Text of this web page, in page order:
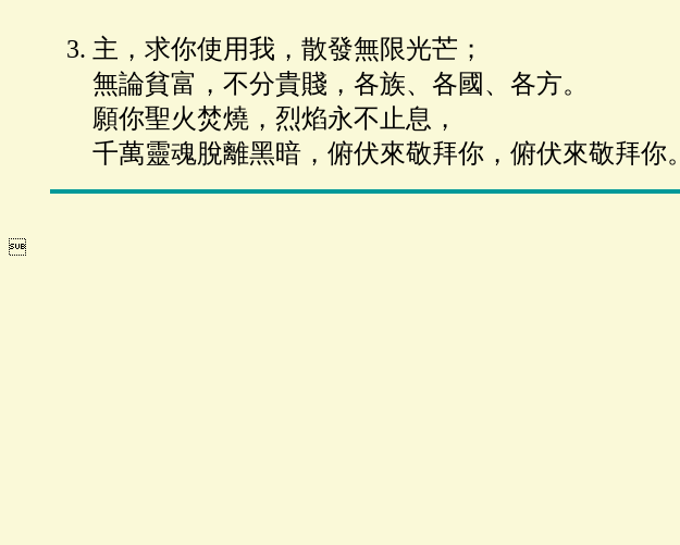
主，求你使用我，散發無限光芒；
無論貧富，不分貴賤，各族、各國、各方。
願你聖火焚燒，烈焰永不止息，
千萬靈魂脫離黑暗，俯伏來敬拜你，俯伏來敬拜你。
